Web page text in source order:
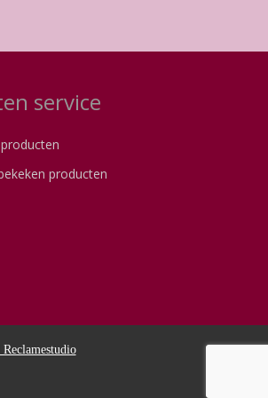
service
producten
Reclamestudio